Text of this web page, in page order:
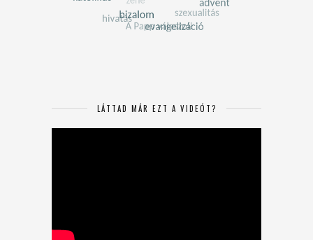
LÁTTAD MÁR EZT A VIDEÓT?